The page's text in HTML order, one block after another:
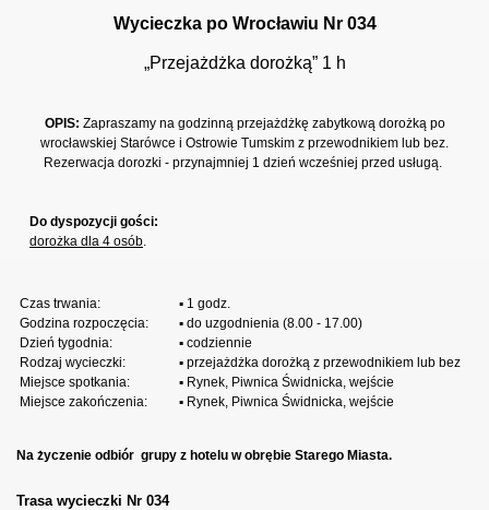
Wycieczka po Wrocławiu Nr 034
„Przejażdżka dorożką” 1 h
OPIS: Zapraszamy na godzinną przejażdżkę zabytkową dorożką po
wrocławskiej Starówce i Ostrowie Tumskim z przewodnikiem lub bez.
Rezerwacja dorozki - przynajmniej 1 dzień wcześniej przed usługą.
Do dyspozycji gości:
dorożka dla 4 osób.
Czas trwania:
Godzina rozpoczęcia:
Dzień tygodnia:
Rodzaj wycieczki:
Miejsce spotkania:
Miejsce zakończenia:
▪ 1 godz.
▪ do uzgodnienia (8.00 - 17.00)
▪ codziennie
▪ przejażdżka dorożką z przewodnikiem lub bez
▪ Rynek, Piwnica Świdnicka, wejście
▪ Rynek, Piwnica Świdnicka, wejście
Na życzenie odbiór grupy z hotelu w obrębie Starego Miasta.
Trasa wycieczki Nr 034